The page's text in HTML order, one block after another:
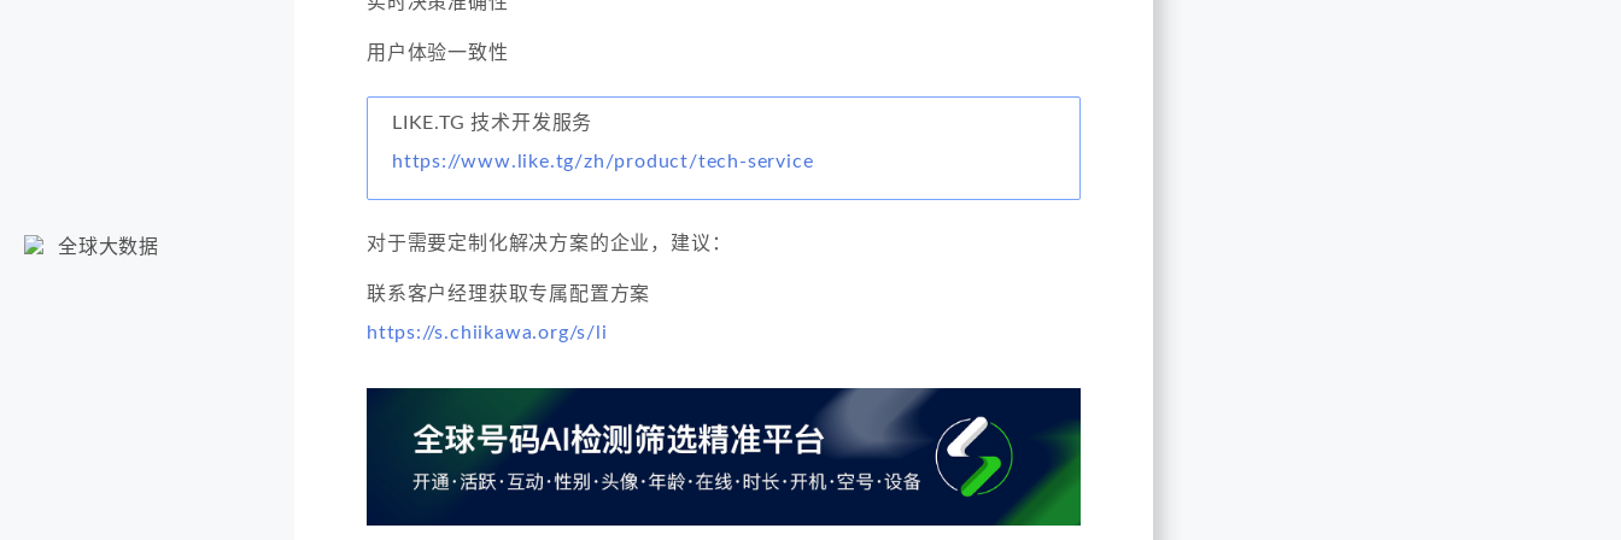
全球大数据
用户体验一致性
LIKE.TG 技术开发服务
https://www.like.tg/zh/product/tech-service
对于需要定制化解决方案的企业，建议：
联系客户经理获取专属配置方案
https://s.chiikawa.org/s/li